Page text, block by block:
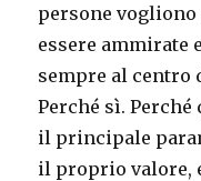
persone vogliono
essere ammirate
sempre al centro
Perché sì.
il principale
il proprio valore,